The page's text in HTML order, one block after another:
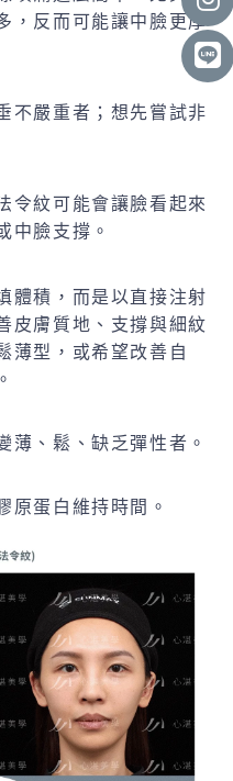
，反而可能讓中臉更厚
不嚴重者；想先嘗試非
令紋可能會讓臉看起來
中臉支撐。
體積，而是以直接注射
皮膚質地、支撐與細紋
薄型，或希望改善自
薄、鬆、缺乏彈性者。
原蛋白維持時間。